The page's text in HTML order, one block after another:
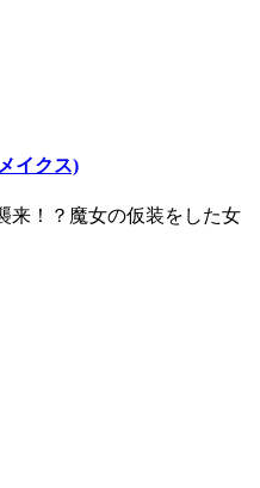
イクス)
来！？魔女の仮装をした女